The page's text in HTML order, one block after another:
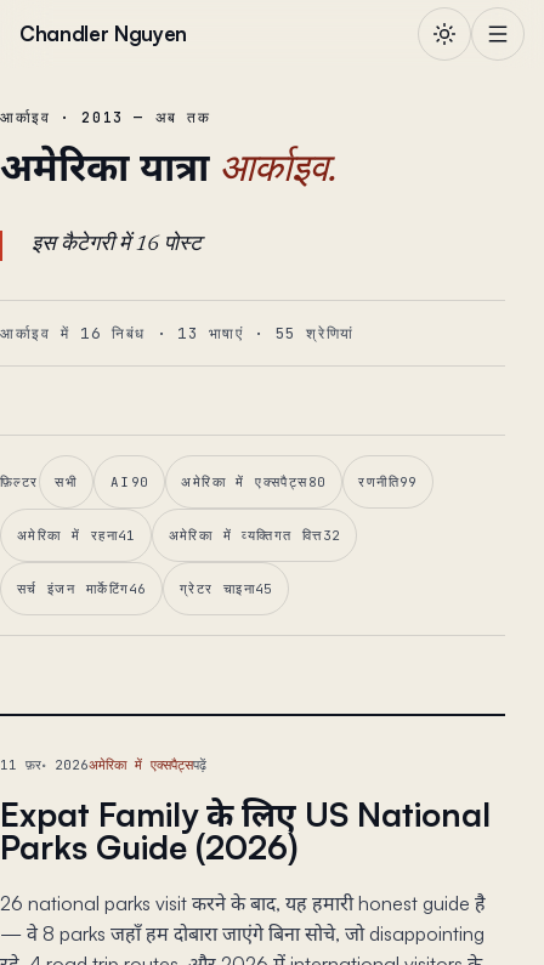
Chandler Nguyen
आर्काइव · 2013 — अब तक
अमेरिका यात्रा आर्काइव.
इस कैटेगरी में 16 पोस्ट
आर्काइव में 16 निबंध · 13 भाषाएं · 55 श्रेणियां
फ़िल्टर सभी AI 90 अमेरिका में एक्सपैट्स80 रणनीति99
अमेरिका में रहना41 अमेरिका में व्यक्तिगत वित्त32
सर्च इंजन मार्केटिंग46 ग्रेटर चाइना45
11 फ़र॰ 2026अमेरिका में एक्सपैट्सपढ़ें
Expat Family के लिए US National
Parks Guide (2026)
26 national parks visit करने के बाद, यह हमारी honest guide है
— वे 8 parks जहाँ हम दोबारा जाएंगे बिना सोचे, जो disappointing